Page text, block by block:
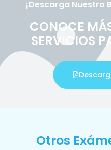
¡Descarga Nuestro
CONOCE
SERVICIOS
Otros